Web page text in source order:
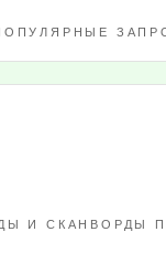
И СКАНВОРДЫ